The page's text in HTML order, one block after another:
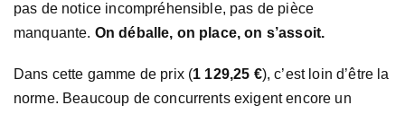
pas de notice incompréhensible, pas de pièce
manquante. On déballe, on place, on s’assoit.
Dans cette gamme de prix (1 129,25 €), c’est loin d’être la
norme. Beaucoup de concurrents exigent encore un